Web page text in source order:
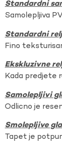
Standardni
Samolepljiva
Standardni
Fino
Ekskluzivne
Kada predjete
Samolepljivi
Odlicno je
Smolepljive
Tapet je